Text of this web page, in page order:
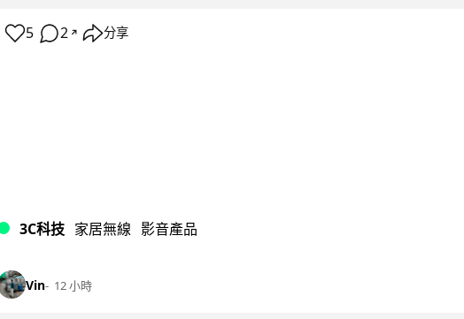
5 2 ↗ 分享
3C科技 家居無線 影音產品
Vin 12 小時